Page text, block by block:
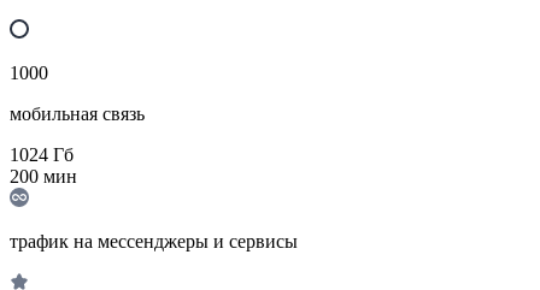
1000
мобильная связь
1024 Гб
200 мин
трафик на мессенджеры и сервисы